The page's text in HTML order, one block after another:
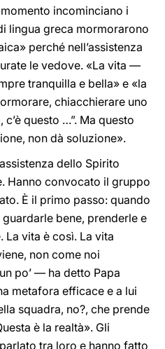
incominciano i
lingua greca mormorarono
perché nell’assistenza
le vedove. «La vita —
tranquilla e bella» e «la
chiacchierare uno
questo …”. Ma questo
non dà soluzione».
dello Spirito
Hanno convocato il gruppo
È il primo passo: quando
bene, prenderle e
La vita è così. La vita
non come noi
po’ — ha detto Papa
metafora efficace e a lui
squadra, no?, che prende
è la realtà». Gli
tra loro e hanno fatto